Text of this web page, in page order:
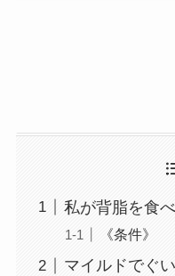
私が背脂を食
《条件》
マイルドでぐ